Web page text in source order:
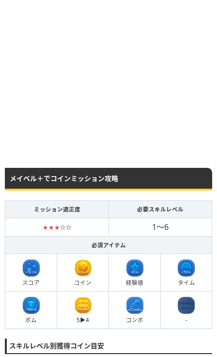
メイベル＋でコインミッション攻略
ミッション適正度 必要スキルレベル
★★★☆☆ 1～6
必須アイテム
スコア コイン 経験値 タイム
ボム 5▶︎4 コンボ -
スキルレベル別獲得コイン目安